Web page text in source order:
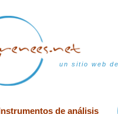
un sitio web
de análisis